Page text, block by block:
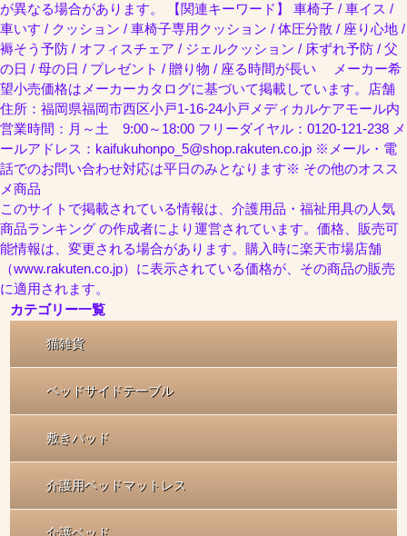
が異なる場合があります。 【関連キーワード】 車椅子 / 車イス /
車いす / クッション / 車椅子専用クッション / 体圧分散 / 座り心地 /
褥そう予防 / オフィスチェア / ジェルクッション / 床ずれ予防 / 父
の日 / 母の日 / プレゼント / 贈り物 / 座る時間が長い メーカー希
望小売価格はメーカーカタログに基づいて掲載しています。店舗
住所：福岡県福岡市西区小戸1-16-24小戸メディカルケアモール内
営業時間：月～土 9:00～18:00 フリーダイヤル：0120-121-238 メ
ールアドレス：kaifukuhonpo_5@shop.rakuten.co.jp ※メール・電
話でのお問い合わせ対応は平日のみとなります※ その他のオスス
メ商品
このサイトで掲載されている情報は、介護用品・福祉用具の人気
商品ランキング の作成者により運営されています。価格、販売可
能情報は、変更される場合があります。購入時に楽天市場店舗
（www.rakuten.co.jp）に表示されている価格が、その商品の販売
に適用されます。
カテゴリー一覧
猫雑貨
ベッドサイドテーブル
敷きパッド
介護用ベッドマットレス
介護ベッド